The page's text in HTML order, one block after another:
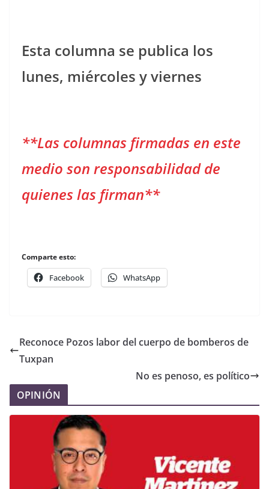
Esta columna se publica los
lunes, miércoles y viernes
**Las columnas firmadas en este
medio son responsabilidad de
quienes las firman**
Comparte esto:
Facebook WhatsApp
Reconoce Pozos labor del cuerpo de bomberos de
Tuxpan
No es penoso, es político
OPINIÓN